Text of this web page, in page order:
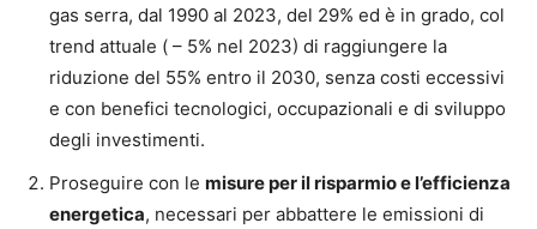
gas serra, dal 1990 al 2023, del 29% ed è in grado, col
trend attuale ( – 5% nel 2023) di raggiungere la
riduzione del 55% entro il 2030, senza costi eccessivi
e con benefici tecnologici, occupazionali e di sviluppo
degli investimenti.
Proseguire con le misure per il risparmio e l’efficienza
energetica, necessari per abbattere le emissioni di